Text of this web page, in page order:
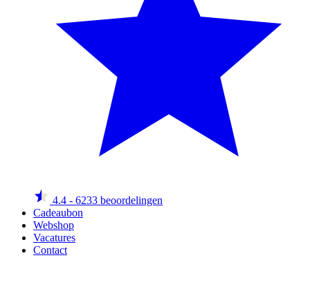
4.4 - 6233 beoordelingen
Cadeaubon
Webshop
Vacatures
Contact